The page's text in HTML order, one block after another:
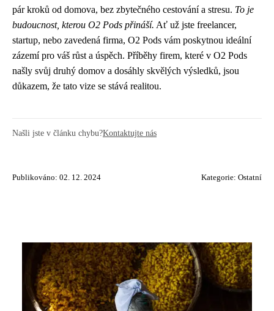
pár kroků od domova, bez zbytečného cestování a stresu. To je
budoucnost, kterou O2 Pods přináší. Ať už jste freelancer,
startup, nebo zavedená firma, O2 Pods vám poskytnou ideální
zázemí pro váš růst a úspěch. Příběhy firem, které v O2 Pods
našly svůj druhý domov a dosáhly skvělých výsledků, jsou
důkazem, že tato vize se stává realitou.
Našli jste v článku chybu?Kontaktujte nás
Publikováno: 02. 12. 2024 Kategorie: Ostatní